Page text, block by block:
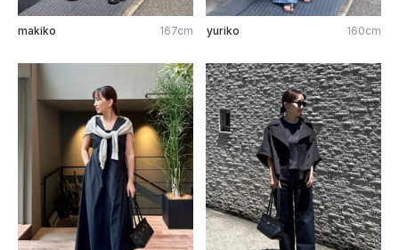
makiko 167cm yuriko 160cm